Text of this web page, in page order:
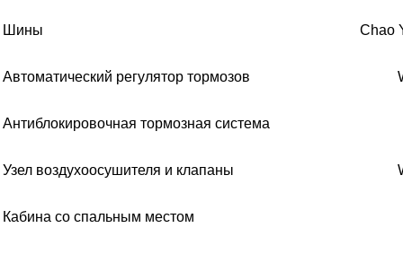
Шины Chao
Автоматический регулятор тормозов
Антиблокировочная тормозная система
Узел воздухоосушителя и клапаны
Кабина со спальным местом